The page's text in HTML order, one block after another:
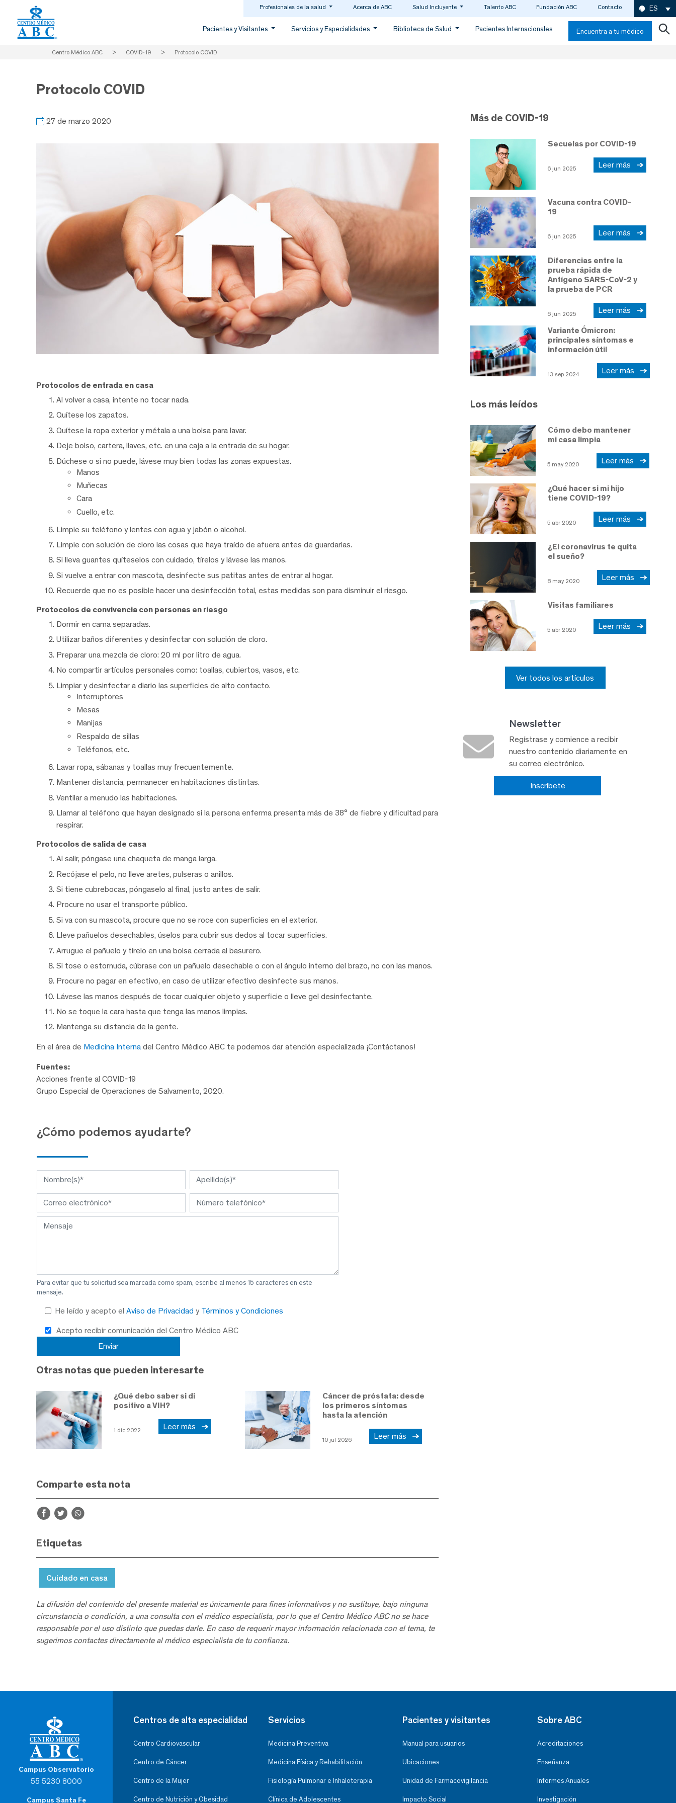
Profesionales de la salud Acerca de ABC Salud Incluyente Talento ABC Fundación ABC Contacto ES
Pacientes y Visitantes Servicios y Especialidades Biblioteca de Salud Pacientes Internacionales Encuentra a tu médico
Centro Médico ABC > COVID-19 > Protocolo COVID
Protocolo COVID
27 de marzo 2020
Protocolos de entrada en casa
Al volver a casa, intente no tocar nada.
Quítese los zapatos.
Quítese la ropa exterior y métala a una bolsa para lavar.
Deje bolso, cartera, llaves, etc. en una caja a la entrada de su hogar.
Dúchese o si no puede, lávese muy bien todas las zonas expuestas.
Manos
Muñecas
Cara
Cuello, etc.
Limpie su teléfono y lentes con agua y jabón o alcohol.
Limpie con solución de cloro las cosas que haya traído de afuera antes de guardarlas.
Si lleva guantes quíteselos con cuidado, tírelos y lávese las manos.
Si vuelve a entrar con mascota, desinfecte sus patitas antes de entrar al hogar.
Recuerde que no es posible hacer una desinfección total, estas medidas son para disminuir el riesgo.
Protocolos de convivencia con personas en riesgo
Dormir en cama separadas.
Utilizar baños diferentes y desinfectar con solución de cloro.
Preparar una mezcla de cloro: 20 ml por litro de agua.
No compartir artículos personales como: toallas, cubiertos, vasos, etc.
Limpiar y desinfectar a diario las superficies de alto contacto.
Interruptores
Mesas
Manijas
Respaldo de sillas
Teléfonos, etc.
Lavar ropa, sábanas y toallas muy frecuentemente.
Mantener distancia, permanecer en habitaciones distintas.
Ventilar a menudo las habitaciones.
Llamar al teléfono que hayan designado si la persona enferma presenta más de 38° de fiebre y dificultad para
respirar.
Protocolos de salida de casa
Al salir, póngase una chaqueta de manga larga.
Recójase el pelo, no lleve aretes, pulseras o anillos.
Si tiene cubrebocas, póngaselo al final, justo antes de salir.
Procure no usar el transporte público.
Si va con su mascota, procure que no se roce con superficies en el exterior.
Lleve pañuelos desechables, úselos para cubrir sus dedos al tocar superficies.
Arrugue el pañuelo y tírelo en una bolsa cerrada al basurero.
Si tose o estornuda, cúbrase con un pañuelo desechable o con el ángulo interno del brazo, no con las manos.
Procure no pagar en efectivo, en caso de utilizar efectivo desinfecte sus manos.
Lávese las manos después de tocar cualquier objeto y superficie o lleve gel desinfectante.
No se toque la cara hasta que tenga las manos limpias.
Mantenga su distancia de la gente.
En el área de Medicina Interna del Centro Médico ABC te podemos dar atención especializada ¡Contáctanos!
Fuentes:
Acciones frente al COVID-19
Grupo Especial de Operaciones de Salvamento, 2020.
¿Cómo podemos ayudarte?
Para evitar que tu solicitud sea marcada como spam, escribe al menos 15 caracteres en este
mensaje.
He leído y acepto el Aviso de Privacidad y Términos y Condiciones
Acepto recibir comunicación del Centro Médico ABC
Otras notas que pueden interesarte
¿Qué debo saber si di
positivo a VIH?
1 dic 2022 Leer más
Cáncer de próstata: desde
los primeros síntomas
hasta la atención
10 jul 2026 Leer más
Comparte esta nota
Etiquetas
Cuidado en casa
La difusión del contenido del presente material es únicamente para fines informativos y no sustituye, bajo ninguna
circunstancia o condición, a una consulta con el médico especialista, por lo que el Centro Médico ABC no se hace
responsable por el uso distinto que puedas darle. En caso de requerir mayor información relacionada con el tema, te
sugerimos contactes directamente al médico especialista de tu confianza.
Más de COVID-19
Secuelas por COVID-19
6 jun 2025 Leer más
Vacuna contra COVID-
19
6 jun 2025 Leer más
Diferencias entre la
prueba rápida de
Antígeno SARS-CoV-2 y
la prueba de PCR
6 jun 2025 Leer más
Variante Ómicron:
principales síntomas e
información útil
13 sep 2024 Leer más
Los más leídos
Cómo debo mantener
mi casa limpia
5 may 2020 Leer más
¿Qué hacer si mi hijo
tiene COVID-19?
5 abr 2020 Leer más
¿El coronavirus te quita
el sueño?
8 may 2020 Leer más
Visitas familiares
5 abr 2020 Leer más
Ver todos los artículos
Newsletter
Regístrase y comience a recibir
nuestro contenido diariamente en
su correo electrónico.
Inscríbete
Campus Observatorio
55 5230 8000
Campus Santa Fe
Centros de alta especialidad
Centro Cardiovascular
Centro de Cáncer
Centro de la Mujer
Centro de Nutrición y Obesidad
Servicios
Medicina Preventiva
Medicina Física y Rehabilitación
Fisiología Pulmonar e Inhaloterapia
Clínica de Adolescentes
Pacientes y visitantes
Manual para usuarios
Ubicaciones
Unidad de Farmacovigilancia
Impacto Social
Sobre ABC
Acreditaciones
Enseñanza
Informes Anuales
Investigación